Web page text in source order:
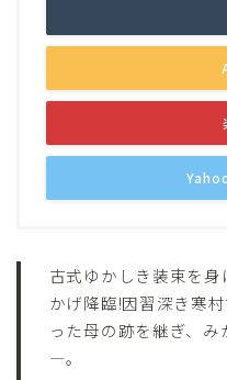
古式ゆかしき装束を
かげ降臨!因習深き寒
った母の跡を継ぎ、
―。